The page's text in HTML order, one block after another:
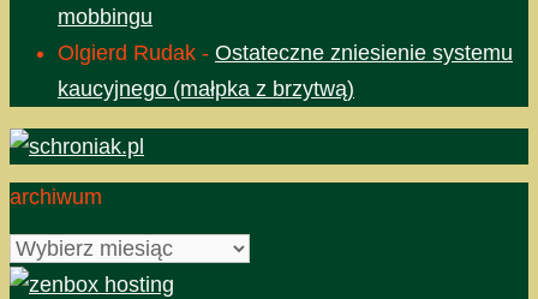
mobbingu
Olgierd Rudak - Ostateczne zniesienie systemu
kaucyjnego (małpka z brzytwą)
archiwum
archiwum